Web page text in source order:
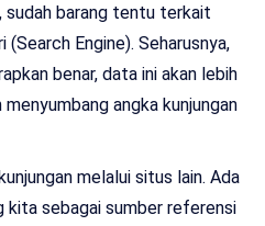
sudah barang tentu terkait
(Search Engine). Seharusnya,
benar, data ini akan lebih
angka kunjungan
melalui situs lain. Ada
kita sebagai sumber referensi